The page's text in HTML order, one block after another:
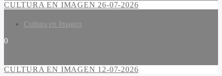
CULTURA EN IMAGEN 26-07-2026
Cultura en Imagen
0
CULTURA EN IMAGEN 12-07-2026